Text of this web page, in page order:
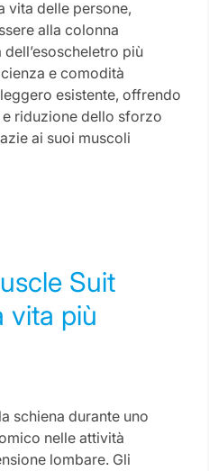
vita delle persone,
alla colonna
dell’esoscheletro più
e comodità
esistente, offrendo
riduzione dello sforzo
ai suoi muscoli
Suit
vita più
schiena durante uno
nelle attività
lombare. Gli